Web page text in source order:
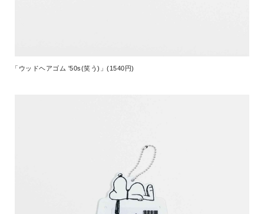
「ウッドヘアゴム '50s(笑う)」(1540円)